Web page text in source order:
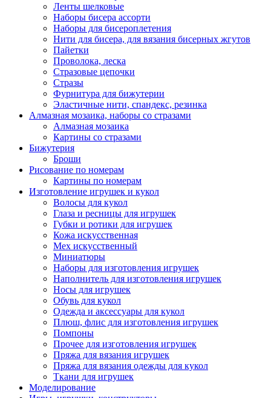
Ленты шелковые
Наборы бисера ассорти
Наборы для бисероплетения
Нити для бисера, для вязания бисерных жгутов
Пайетки
Проволока, леска
Стразовые цепочки
Стразы
Фурнитура для бижутерии
Эластичные нити, спандекс, резинка
Алмазная мозаика, наборы со стразами
Алмазная мозаика
Картины co стразами
Бижутерия
Броши
Рисование по номерам
Картины по номерам
Изготовление игрушек и кукол
Волосы для кукол
Глаза и ресницы для игрушек
Губки и ротики для игрушек
Кожа искусственная
Мех искусственный
Миниатюры
Наборы для изготовления игрушек
Наполнитель для изготовления игрушек
Носы для игрушек
Обувь для кукол
Одежда и аксессуары для кукол
Плюш, флис для изготовления игрушек
Помпоны
Прочее для изготовления игрушек
Пряжа для вязания игрушек
Пряжа для вязания одежды для кукол
Ткани для игрушек
Моделирование